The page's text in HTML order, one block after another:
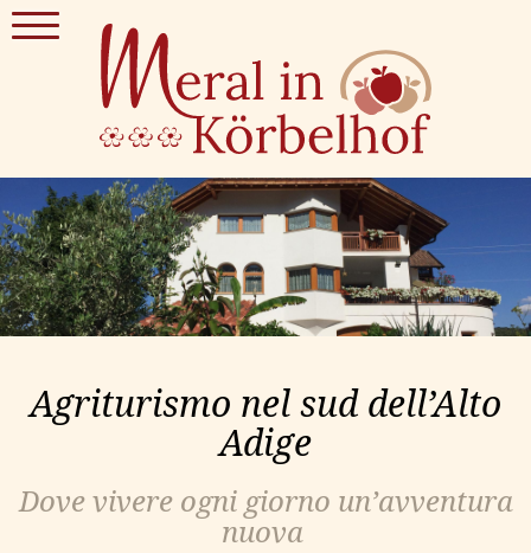
Agriturismo nel sud dell’Alto
Adige
Dove vivere ogni giorno un’avventura
nuova